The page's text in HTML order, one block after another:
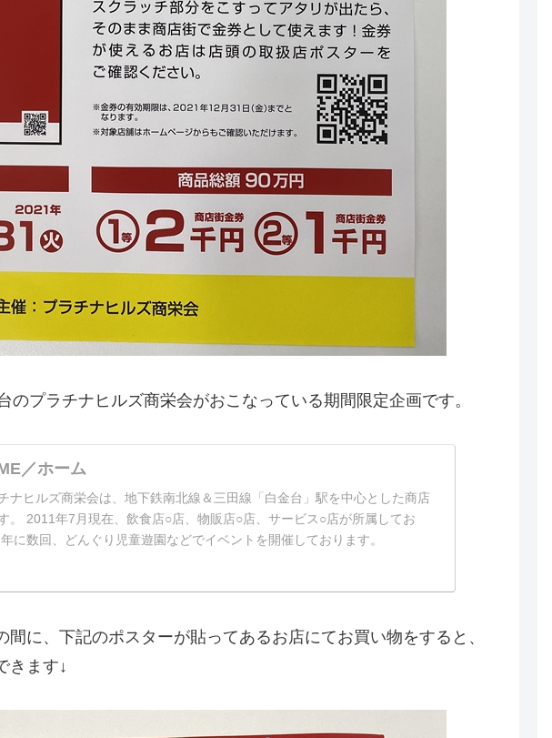
のプラチナヒルズ商栄会がおこなっている期間限定企画です。
／ホーム
ナヒルズ商栄会は、地下鉄南北線＆三田線「白金台」駅を中心とした商店
。 2011年7月現在、飲食店○店、物販店○店、サービス○店が所属してお
年に数回、どんぐり児童遊園などでイベントを開催しております。
間に、下記のポスターが貼ってあるお店にてお買い物をすると、
きます↓